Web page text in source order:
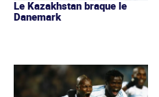
Le Kazakhstan braque le
Danemark